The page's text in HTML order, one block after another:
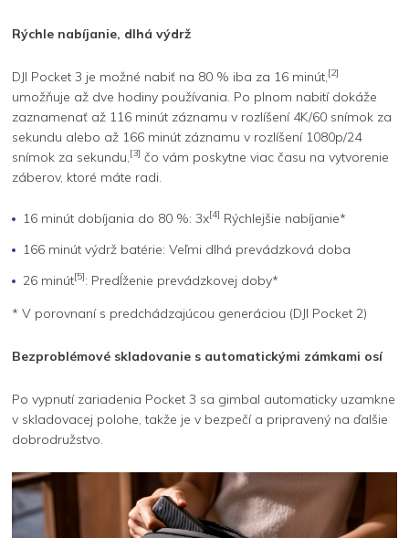
Rýchle nabíjanie, dlhá výdrž
DJI Pocket 3 je možné nabiť na 80 % iba za 16 minút, [2]
umožňuje až dve hodiny používania. Po plnom nabití dokáže
zaznamenať až 116 minút záznamu v rozlíšení 4K/60 snímok za
sekundu alebo až 166 minút záznamu v rozlíšení 1080p/24
snímok za sekundu, [3] čo vám poskytne viac času na vytvorenie
záberov, ktoré máte radi.
16 minút dobíjania do 80 %: 3x[4] Rýchlejšie nabíjanie*
166 minút výdrž batérie: Veľmi dlhá prevádzková doba
26 minút[5]: Predĺženie prevádzkovej doby*
* V porovnaní s predchádzajúcou generáciou (DJI Pocket 2)
Bezproblémové skladovanie s automatickými zámkami osí
Po vypnutí zariadenia Pocket 3 sa gimbal automaticky uzamkne
v skladovacej polohe, takže je v bezpečí a pripravený na ďalšie
dobrodružstvo.